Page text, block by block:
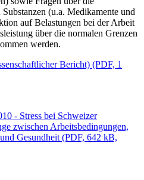
(u.a. Medikamente und
auf Belastungen bei der Arbeit
über die normalen Grenzen
werden.
Bericht) (PDF, 1
- Stress bei Schweizer
zwischen Arbeitsbedingungen,
Gesundheit (PDF, 642 kB,